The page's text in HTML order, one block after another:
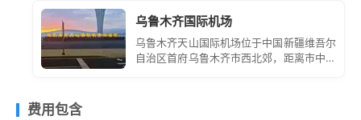
乌鲁木齐国际机场
乌鲁木齐天山国际机场位于中国新疆维吾尔
自治区首府乌鲁木齐市西北郊，距离市中心
费用包含